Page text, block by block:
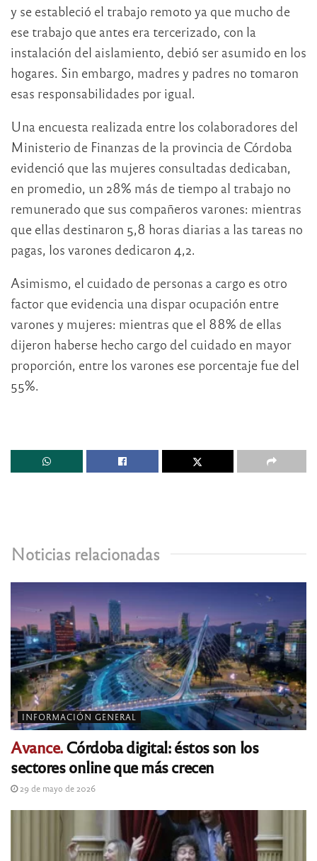
y se estableció el trabajo remoto ya que mucho de
ese trabajo que antes era tercerizado, con la
instalación del aislamiento, debió ser asumido en los
hogares. Sin embargo, madres y padres no tomaron
esas responsabilidades por igual.
Una encuesta realizada entre los colaboradores del
Ministerio de Finanzas de la provincia de Córdoba
evidenció que las mujeres consultadas dedicaban,
en promedio, un 28% más de tiempo al trabajo no
remunerado que sus compañeros varones: mientras
que ellas destinaron 5,8 horas diarias a las tareas no
pagas, los varones dedicaron 4,2.
Asimismo, el cuidado de personas a cargo es otro
factor que evidencia una dispar ocupación entre
varones y mujeres: mientras que el 88% de ellas
dijeron haberse hecho cargo del cuidado en mayor
proporción, entre los varones ese porcentaje fue del
55%.
Noticias relacionadas
INFORMACIÓN GENERAL
Avance.Córdoba digital: éstos son los
sectores online que más crecen
29 de mayo de 2026